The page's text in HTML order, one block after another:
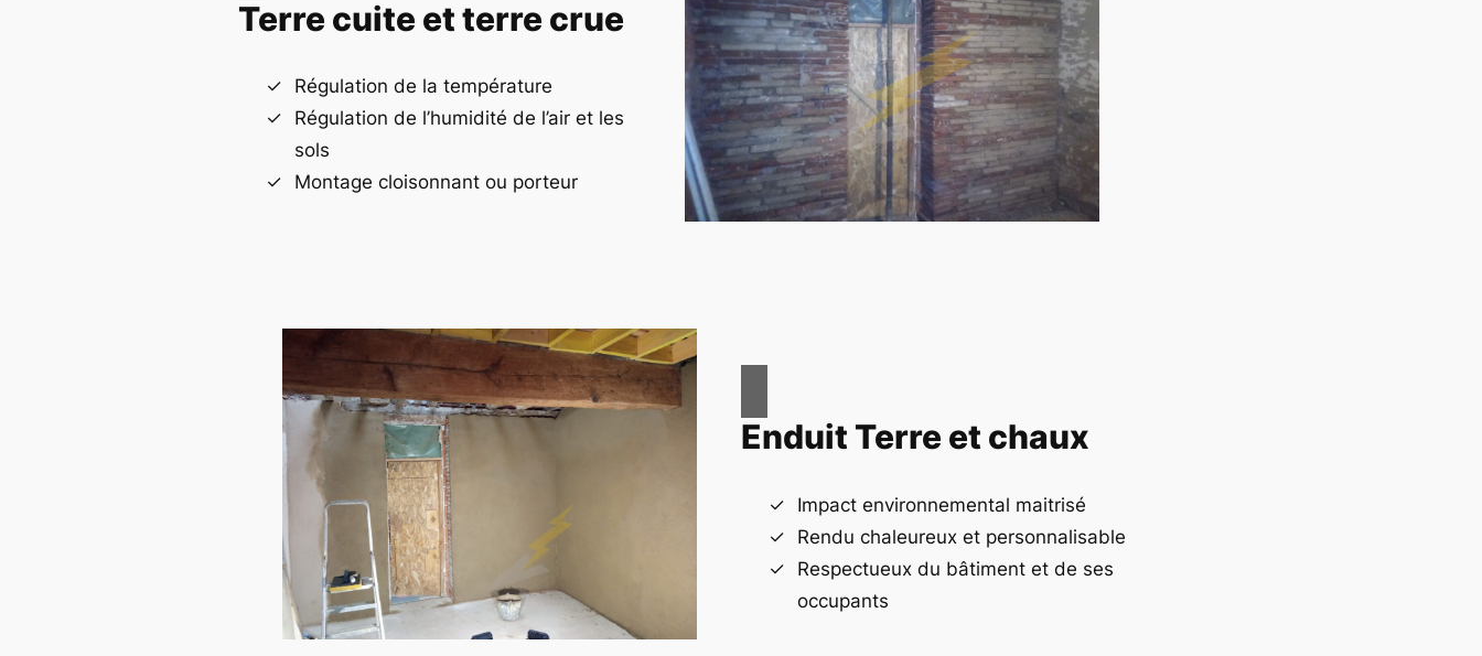
Terre cuite et terre crue
Régulation de la température
Régulation de l’humidité de l’air et les
sols
Montage cloisonnant ou porteur
Enduit Terre et chaux
Impact environnemental maitrisé
Rendu chaleureux et personnalisable
Respectueux du bâtiment et de ses
occupants